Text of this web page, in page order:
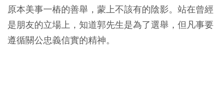
原本美事一樁的善舉，蒙上不該有的陰影。站在曾經
是朋友的立場上，知道郭先生是為了選舉，但凡事要
遵循關公忠義信實的精神。